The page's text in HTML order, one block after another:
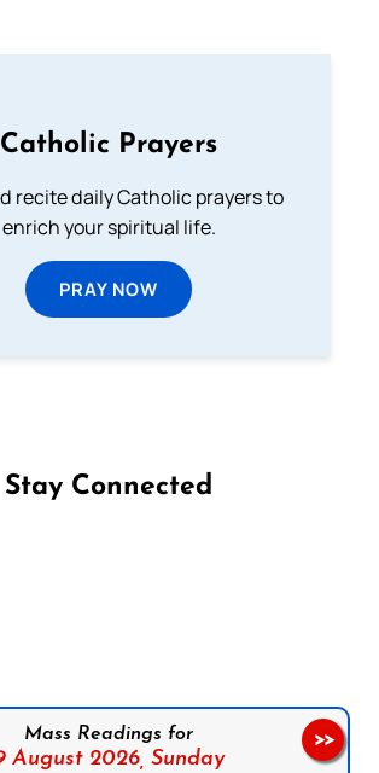
Catholic Prayers
recite daily Catholic prayers to
enrich your spiritual life.
PRAY NOW
Stay Connected
Mass Readings for
August 2026, Sunday
>>